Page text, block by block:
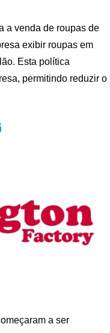
a venda de roupas de
exibir roupas em
Esta política
permitindo reduzir o
a ser